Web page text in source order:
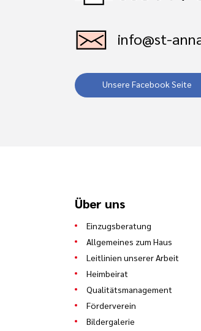
info@st-
Unsere Facebook Seite
Über uns
Einzugsberatung
Allgemeines zum Haus
Leitlinien unserer Arbeit
Heimbeirat
Qualitätsmanagement
Förderverein
Bildergalerie